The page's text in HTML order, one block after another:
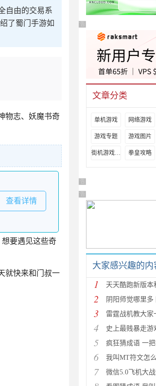
自由的交易系
了蜀门手游如
物志、妖魔书奇
查看详情
要遇见这些奇
就快来和门叔一
广告 商业广告，理性选择
文章分类
单机游戏 网络游戏
游戏专题 游戏图片
街机游戏出招表 拳皇攻略
广告 商业广告，理性选择
广告 商业广告，理性选择
大家感兴趣的内
1 天天酷跑新版本积分抽
2 阴阳师觉哪里多
3 雷霆战机教大家一
4 史上最贱暴走游戏
5 疯狂猜成语 一把拉
6 我叫MT符文怎么合
7 微信5.0飞机大战无敌